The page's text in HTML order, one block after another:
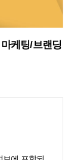
케팅/브랜딩